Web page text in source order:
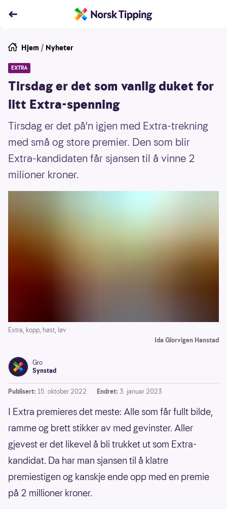
Hjem / Nyheter
EXTRA
Tirsdag er det som vanlig duket for
litt Extra-spenning
Tirsdag er det på'n igjen med Extra-trekning
med små og store premier. Den som blir
Extra-kandidaten får sjansen til å vinne 2
milioner kroner.
Extra, kopp, høst, løv
Ida Glorvigen Hanstad
Gro
Synstad
Publisert: 15. oktober 2022 Endret: 3. januar 2023
I Extra premieres det meste: Alle som får fullt bilde,
ramme og brett stikker av med gevinster. Aller
gjevest er det likevel å bli trukket ut som Extra-
kandidat. Da har man sjansen til å klatre
premiestigen og kanskje ende opp med en premie
på 2 millioner kroner.